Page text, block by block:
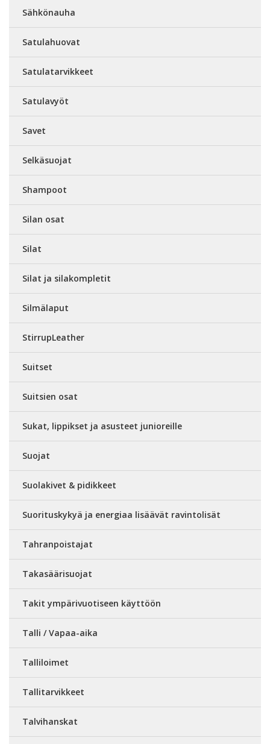
Sähkönauha
Satulahuovat
Satulatarvikkeet
Satulavyöt
Savet
Selkäsuojat
Shampoot
Silan osat
Silat
Silat ja silakompletit
Silmälaput
StirrupLeather
Suitset
Suitsien osat
Sukat, lippikset ja asusteet junioreille
Suojat
Suolakivet & pidikkeet
Suorituskykyä ja energiaa lisäävät ravintolisät
Tahranpoistajat
Takasäärisuojat
Takit ympärivuotiseen käyttöön
Talli / Vapaa-aika
Talliloimet
Tallitarvikkeet
Talvihanskat